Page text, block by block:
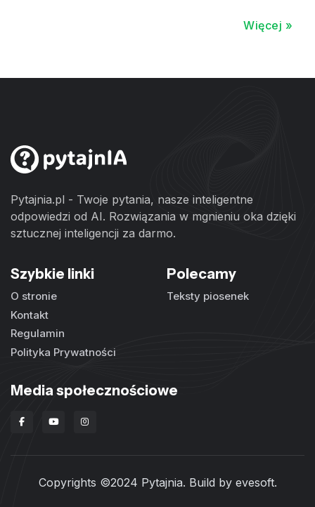
Więcej »
Pytajnia.pl - Twoje pytania, nasze inteligentne
odpowiedzi od AI. Rozwiązania w mgnieniu oka dzięki
sztucznej inteligencji za darmo.
Szybkie linki
O stronie
Kontakt
Regulamin
Polityka Prywatności
Polecamy
Teksty piosenek
Media społecznościowe
Copyrights ©2024 Pytajnia. Build by evesoft.